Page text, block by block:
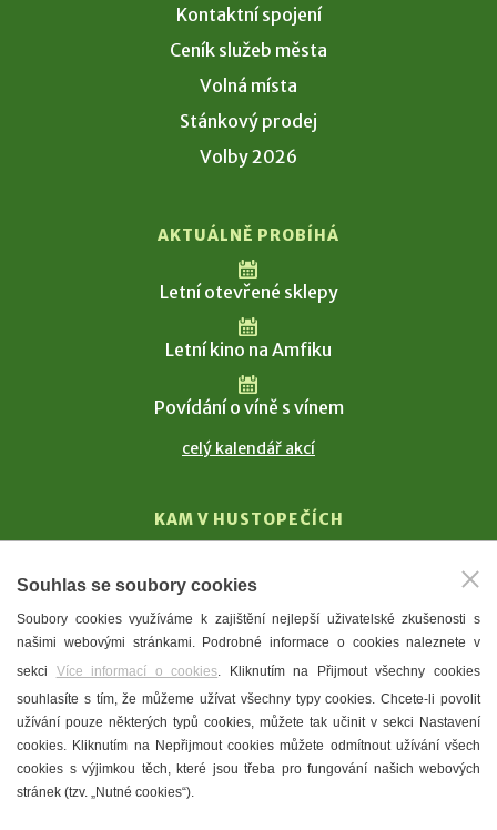
Kontaktní spojení
Ceník služeb města
Volná místa
Stánkový prodej
Volby 2026
AKTUÁLNĚ PROBÍHÁ
Letní otevřené sklepy
Letní kino na Amfiku
Povídání o víně s vínem
celý kalendář akcí
KAM V HUSTOPEČÍCH
T. G. Masaryk
Mandloně
Ubytování
Restaurace
Městské muzeum a galerie
Denní meníčka
Souhlas se soubory cookies
Soubory cookies využíváme k zajištění nejlepší uživatelské zkušenosti s
našimi webovými stránkami. Podrobné informace o cookies naleznete v
sekci Více informací o cookies. Kliknutím na Přijmout všechny cookies
souhlasíte s tím, že můžeme užívat všechny typy cookies. Chcete-li povolit
užívání pouze některých typů cookies, můžete tak učinit v sekci Nastavení
cookies. Kliknutím na Nepřijmout cookies můžete odmítnout užívání všech
cookies s výjimkou těch, které jsou třeba pro fungování našich webových
stránek (tzv. „Nutné cookies“).